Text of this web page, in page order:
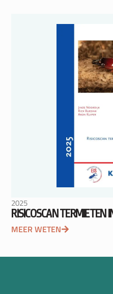
2025
RISICOSCAN TERMIETEN
MEER WETEN